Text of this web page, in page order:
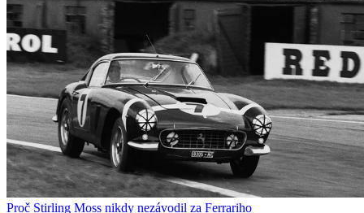
Proč Stirling Moss nikdy nezávodil za Ferrariho